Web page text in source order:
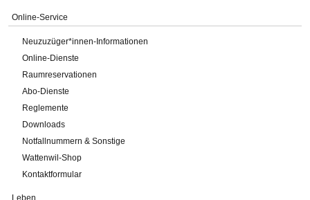
Online-Service
Neuzuzüger*innen-Informationen
Online-Dienste
Raumreservationen
Abo-Dienste
Reglemente
Downloads
Notfallnummern & Sonstige
Wattenwil-Shop
Kontaktformular
Leben